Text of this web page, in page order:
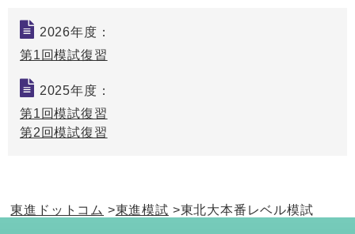
2026年度：
第1回模試復習
2025年度：
第1回模試復習
第2回模試復習
東進ドットコム 東進模試 東北大本番レベル模試